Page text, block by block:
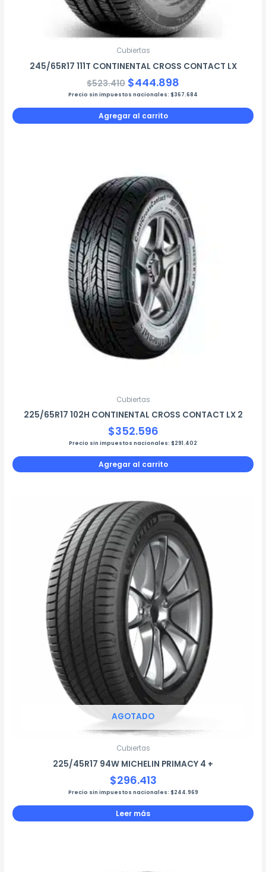
Cubiertas
245/65R17 111T CONTINENTAL CROSS CONTACT LX
$523.410 $444.898
Precio sin impuestos nacionales: $367.684
Agregar al carrito
Cubiertas
225/65R17 102H CONTINENTAL CROSS CONTACT LX 2
$352.596
Precio sin impuestos nacionales: $291.402
Agregar al carrito
AGOTADO
Cubiertas
225/45R17 94W MICHELIN PRIMACY 4 +
$296.413
Precio sin impuestos nacionales: $244.969
Leer más